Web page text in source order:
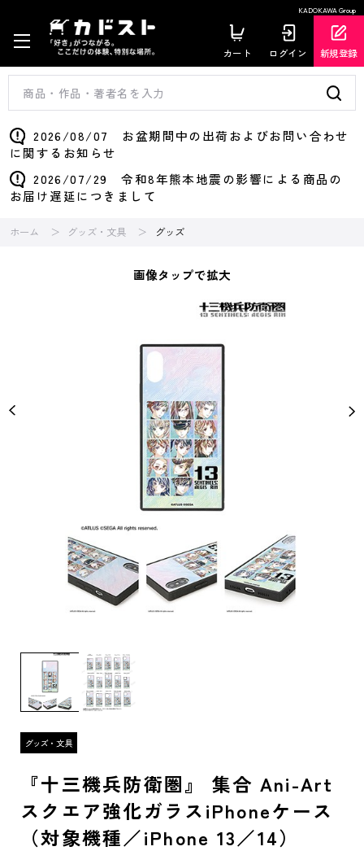
KADOKAWA Group
カート ログイン 新規登録
2026/08/07 お盆期間中の出荷およびお問い合わせ
に関するお知らせ
2026/07/29 令和8年熊本地震の影響による商品の
お届け遅延につきまして
ホーム グッズ・文具 グッズ
画像タップで拡大
『十三機兵防衛圏』 集合 Ani-Art
スクエア強化ガラスiPhoneケース
（対象機種／iPhone 13／14）